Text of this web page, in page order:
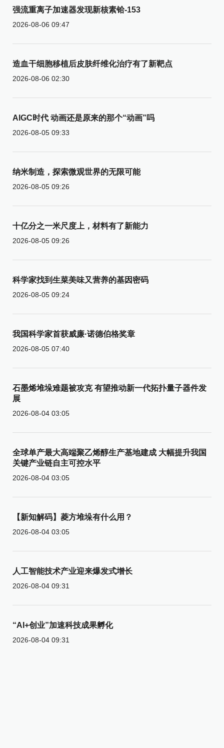
强流重离子加速器发现新核素铪-153
2026-08-06 09:47
造血干细胞移植后皮肤纤维化治疗有了新靶点
2026-08-06 02:30
AIGC时代 动画还是原来的那个“动画”吗
2026-08-05 09:33
纳米制造，探索微观世界的无限可能
2026-08-05 09:26
十亿分之一米尺度上，材料有了新能力
2026-08-05 09:26
科学家找到生菜美味又营养的基因密码
2026-08-05 09:24
我国科学家首获威廉·诺德伯格奖章
2026-08-05 07:40
石墨烯堆垛难题被攻克 有望推动新一代拓扑量子器件发
展
2026-08-04 03:05
全球单产最大高端聚乙烯醇生产基地建成 大幅提升我国
关键产业链自主可控水平
2026-08-04 03:05
【新知解码】菱方堆垛有什么用？
2026-08-04 03:05
人工智能技术产业迎来爆发式增长
2026-08-04 09:31
“AI+创业”加速科技成果孵化
2026-08-04 09:31